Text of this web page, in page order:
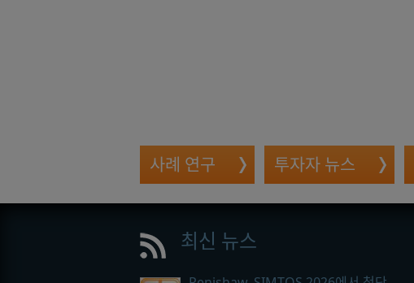
사례 연구 투자자 뉴스
최신 뉴스